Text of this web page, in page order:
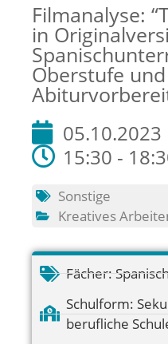
Filmanalyse:
in
Oberstufe
05.10.2023
15:30 -
Sonstige
Kreatives
Fächer: Spanisch
Schulform:
berufliche